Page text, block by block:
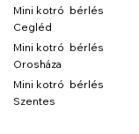
Mini kotró bérlés
Cegléd
Mini kotró bérlés
Orosháza
Mini kotró bérlés
Szentes